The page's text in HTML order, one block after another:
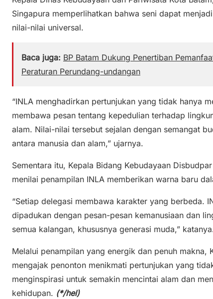
Singapura memperlihatkan bahwa seni dapat
nilai-nilai universal.
Baca juga: BP Batam Dukung Penertiban
Peraturan Perundang-undangan
“INLA menghadirkan pertunjukan yang tidak hanya
membawa pesan tentang kepedulian terhadap
alam. Nilai-nilai tersebut sejalan dengan semangat
antara manusia dan alam,” ujarnya.
Sementara itu, Kepala Bidang Kebudayaan
menilai penampilan INLA memberikan warna baru
“Setiap delegasi membawa karakter yang berbeda.
dipadukan dengan pesan-pesan kemanusiaan dan
semua kalangan, khususnya generasi muda,”
Melalui penampilan yang energik dan penuh makna,
mengajak penonton menikmati pertunjukan yang
menginspirasi untuk semakin mencintai alam dan
kehidupan. (*/hel)